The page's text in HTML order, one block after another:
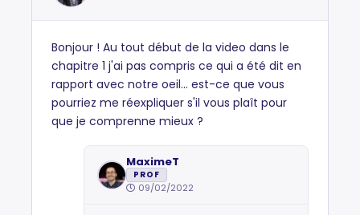
Bonjour ! Au tout début de la video dans le
chapitre 1 j'ai pas compris ce qui a été dit en
rapport avec notre oeil... est-ce que vous
pourriez me réexpliquer s'il vous plaît pour
que je comprenne mieux ?
MaximeT
PROF
09/02/2022